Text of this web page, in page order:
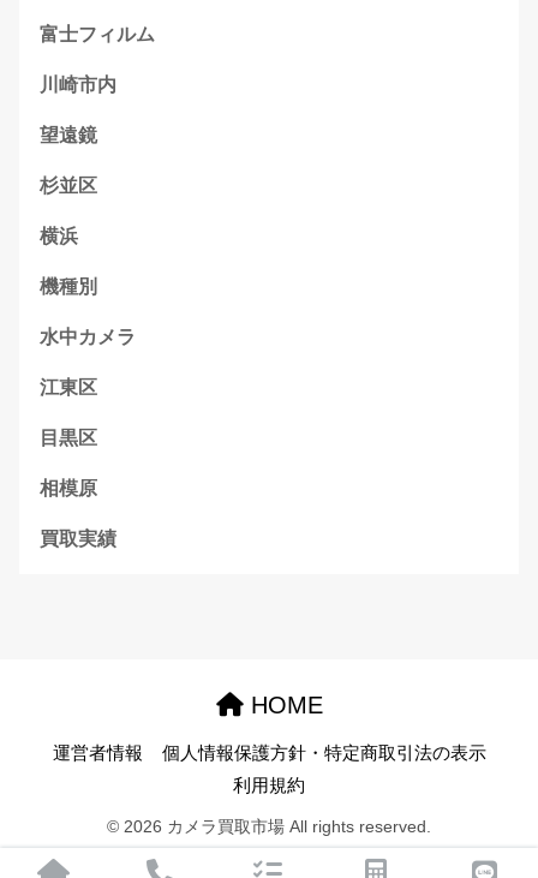
富士フィルム
川崎市内
望遠鏡
杉並区
横浜
機種別
水中カメラ
江東区
目黒区
相模原
買取実績
HOME
運営者情報
個人情報保護方針・特定商取引法の表示
利用規約
© 2026 カメラ買取市場 All rights reserved.